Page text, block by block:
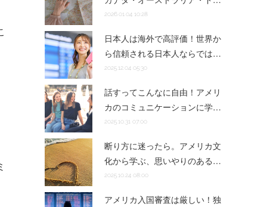
2026.01.04 10:28
日本人は海外で高評価！世界か
ら信頼される日本人ならでは…
2025.12.04 05:30
話すってこんなに自由！アメリ
カのコミュニケーションに学…
2025.10.31 07:00
断り方に迷ったら。アメリカ文
化から学ぶ、思いやりのある…
2025.10.24 08:00
アメリカ入国審査は厳しい！独